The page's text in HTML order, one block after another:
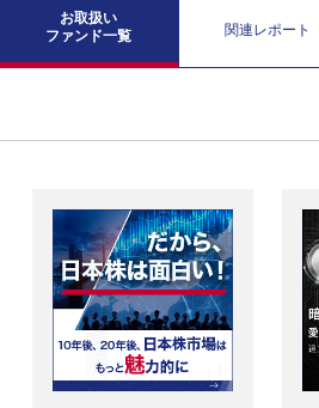
お取扱い
ファンド一覧
関連レポート